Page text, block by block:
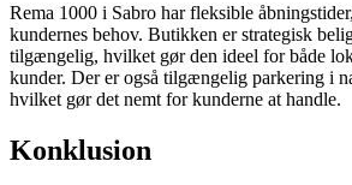
Rema 1000 i Sabro har fleksible
kundernes behov. Butikken er strategisk
tilgængelig, hvilket gør den ideel for både
kunder. Der er også tilgængelig parkering i
hvilket gør det nemt for kunderne at handle.
Konklusion